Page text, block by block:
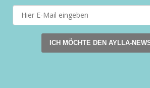
This website uses cookies. by
DatenschutzrichtlinienCookie-
Werden Sie Teil unserer
FacebookInstagram
ICH MÖCHTE DEN AYLLA-